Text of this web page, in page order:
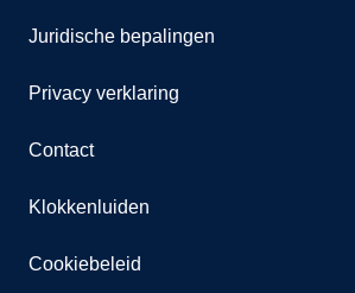
Juridische bepalingen
Privacy verklaring
Contact
Klokkenluiden
Cookiebeleid